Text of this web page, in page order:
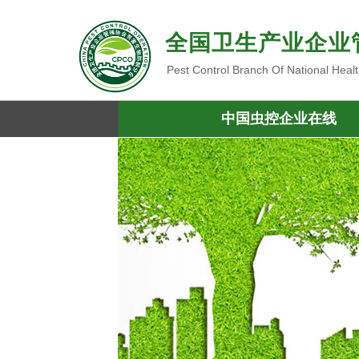
全国卫生产业企
Pest Control Branch Of National
中国虫控企业在线